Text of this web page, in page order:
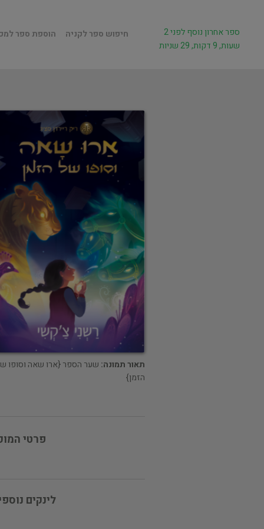
חיפוש ספר לקניה הוספת ספר
ספר אחרון נוסף לפני 2
שעות, 9 דקות, 29 שניות
תאור תמונה: שער הספר {ארו שאה וסופו
הזמן}
פרטי
לינקים